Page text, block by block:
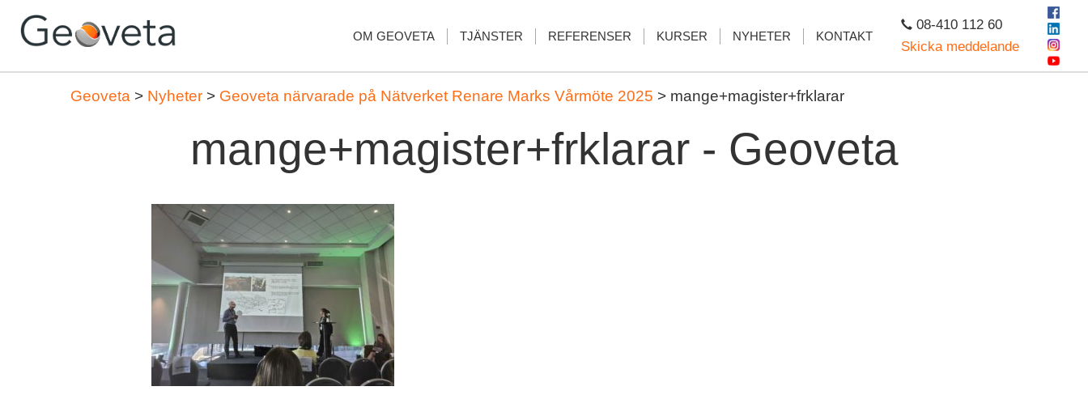
08-410 112 60
Skicka meddelande
OM GEOVETA TJÄNSTER REFERENSER KURSER NYHETER KONTAKT
Geoveta > Nyheter > Geoveta närvarade på Nätverket Renare Marks Vårmöte 2025 > mange+magister+frklarar
mange+magister+frklarar - Geoveta